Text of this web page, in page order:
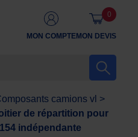
MON COMPTEMON DEVIS
0
camions vl >
de répartition pour
indépendante